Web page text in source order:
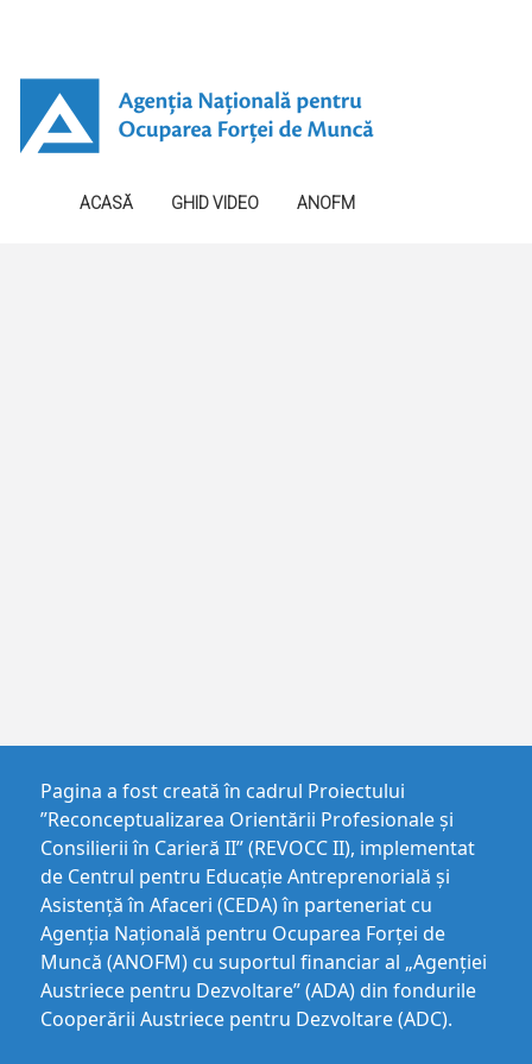
ACASĂ GHID VIDEO ANOFM
Pagina a fost creată în cadrul Proiectului
”Reconceptualizarea Orientării Profesionale și
Consilierii în Carieră II” (REVOCC II), implementat
de Centrul pentru Educaţie Antreprenorială şi
Asistenţă în Afaceri (CEDA) în parteneriat cu
Agenția Națională pentru Ocuparea Forței de
Muncă (ANOFM) cu suportul financiar al „Agenției
Austriece pentru Dezvoltare” (ADA) din fondurile
Cooperării Austriece pentru Dezvoltare (ADC).